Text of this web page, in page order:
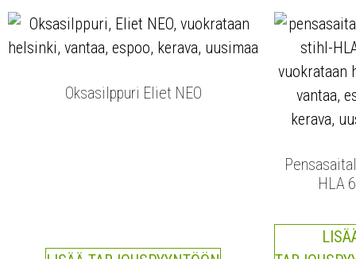
Oksasilppuri Eliet NEO
HLA